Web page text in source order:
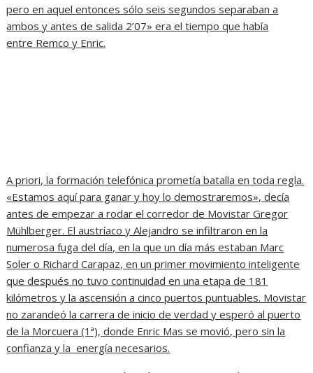
pero en aquel entonces sólo seis segundos separaban a
ambos y antes de salida 2’07» era el tiempo que había
entre Remco y Enric.
A priori, la formación telefónica prometía batalla en toda regla.
«Estamos aquí para ganar y hoy lo demostraremos», decía
antes de empezar a rodar el corredor de Movistar Gregor
Mühlberger. El austríaco y Alejandro se infiltraron en la
numerosa fuga del día, en la que un día más estaban Marc
Soler o Richard Carapaz, en un primer movimiento inteligente
que después no tuvo continuidad en una etapa de 181
kilómetros y la ascensión a cinco puertos puntuables. Movistar
no zarandeó la carrera de inicio de verdad y esperó al puerto
de la Morcuera (1ª), donde Enric Mas se movió, pero sin la
confianza y la energía necesarios.